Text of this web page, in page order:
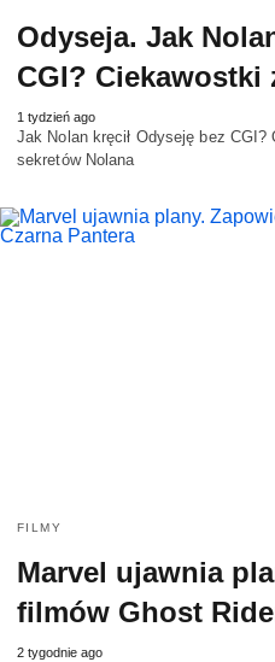
Odyseja. Jak
CGI? Ciekawostki
1 tydzień ago
Jak Nolan kręcił Odyseję bez
sekretów Nolana
FILMY
Marvel ujawnia
filmów Ghost
2 tygodnie ago